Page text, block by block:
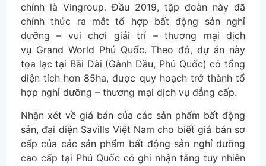
chính là Vingroup. Đầu 2019, tập đoàn này đã
chính thức ra mắt tổ hợp bất động sản nghỉ
dưỡng – vui chơi giải trí – thương mại dịch
vụ Grand World Phú Quốc. Theo đó, dự án này
tọa lạc tại Bãi Dài (Gành Dầu, Phú Quốc) có tổng
diện tích hơn 85ha, được quy hoạch trở thành tổ
hợp nghỉ dưỡng – thương mại dịch vụ đẳng cấp.
Nhận xét về giá bán của các sản phẩm bất động
sản, đại diện Savills Việt Nam cho biết giá bán sơ
cấp của các sản phẩm bất động sản nghỉ dưỡng
cao cấp tại Phú Quốc có ghi nhận tăng tuy nhiên